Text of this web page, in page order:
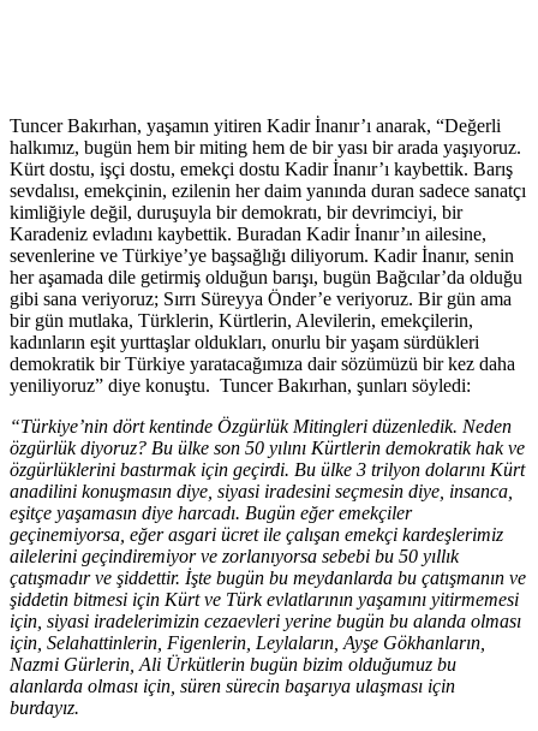
Tuncer Bakırhan, yaşamın yitiren Kadir İnanır’ı anarak, “Değerli
halkımız, bugün hem bir miting hem de bir yası bir arada yaşıyoruz.
Kürt dostu, işçi dostu, emekçi dostu Kadir İnanır’ı kaybettik. Barış
sevdalısı, emekçinin, ezilenin her daim yanında duran sadece sanatçı
kimliğiyle değil, duruşuyla bir demokratı, bir devrimciyi, bir
Karadeniz evladını kaybettik. Buradan Kadir İnanır’ın ailesine,
sevenlerine ve Türkiye’ye başsağlığı diliyorum. Kadir İnanır, senin
her aşamada dile getirmiş olduğun barışı, bugün Bağcılar’da olduğu
gibi sana veriyoruz; Sırrı Süreyya Önder’e veriyoruz. Bir gün ama
bir gün mutlaka, Türklerin, Kürtlerin, Alevilerin, emekçilerin,
kadınların eşit yurttaşlar oldukları, onurlu bir yaşam sürdükleri
demokratik bir Türkiye yaratacağımıza dair sözümüzü bir kez daha
yeniliyoruz” diye konuştu. Tuncer Bakırhan, şunları söyledi:
“Türkiye’nin dört kentinde Özgürlük Mitingleri düzenledik. Neden
özgürlük diyoruz? Bu ülke son 50 yılını Kürtlerin demokratik hak ve
özgürlüklerini bastırmak için geçirdi. Bu ülke 3 trilyon dolarını Kürt
anadilini konuşmasın diye, siyasi iradesini seçmesin diye, insanca,
eşitçe yaşamasın diye harcadı. Bugün eğer emekçiler
geçinemiyorsa, eğer asgari ücret ile çalışan emekçi kardeşlerimiz
ailelerini geçindiremiyor ve zorlanıyorsa sebebi bu 50 yıllık
çatışmadır ve şiddettir. İşte bugün bu meydanlarda bu çatışmanın ve
şiddetin bitmesi için Kürt ve Türk evlatlarının yaşamını yitirmemesi
için, siyasi iradelerimizin cezaevleri yerine bugün bu alanda olması
için, Selahattinlerin, Figenlerin, Leylaların, Ayşe Gökhanların,
Nazmi Gürlerin, Ali Ürkütlerin bugün bizim olduğumuz bu
alanlarda olması için, süren sürecin başarıya ulaşması için
burdayız.